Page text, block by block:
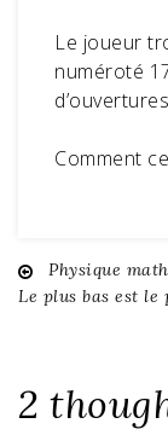
Le joueur
numéroté
Comment
l’article
Physique
Le plus bas est le
2